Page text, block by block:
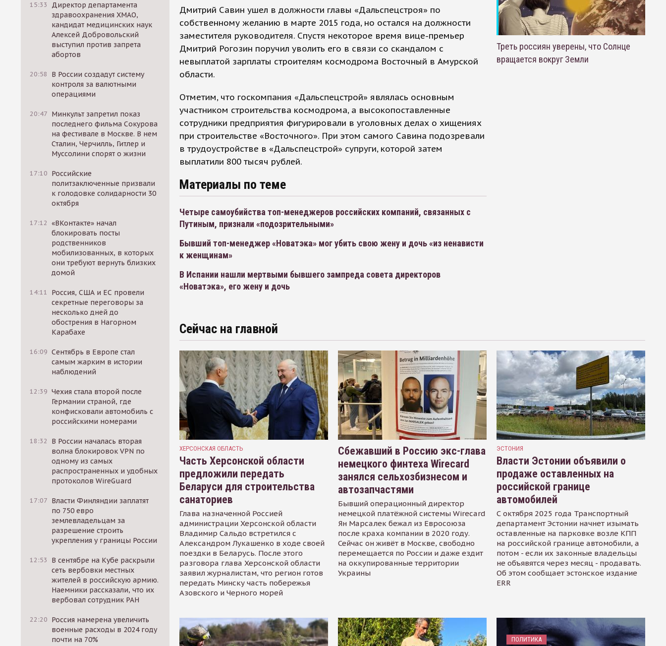
15:33
Директор департамента
здравоохранения ХМАО,
кандидат медицинских наук
Алексей Добровольский
выступил против запрета
абортов
20:58
В России создадут систему
контроля за валютными
операциями
20:47 Минкульт запретил показ
последнего фильма Сокурова
на фестивале в Москве. В нем
Сталин, Черчилль, Гитлер и
Муссолини спорят о жизни
17:10 Российские
политзаключенные призвали
к голодовке солидарности 30
октября
17:12 «ВКонтакте» начал
блокировать посты
родственников
мобилизованных, в которых
они требуют вернуть близких
домой
14:11
Россия, США и ЕС провели
секретные переговоры за
несколько дней до
обострения в Нагорном
Карабахе
16:09 Сентябрь в Европе стал
самым жарким в истории
наблюдений
12:39 Чехия стала второй после
Германии страной, где
конфисковали автомобиль с
российскими номерами
18:32
В России началась вторая
волна блокировок VPN по
одному из самых
распространенных и удобных
протоколов WireGuard
17:07 Власти Финляндии заплатят
по 750 евро
землевладельцам за
разрешение строить
укрепления у границы России
12:53
В сентябре на Кубе раскрыли
сеть вербовки местных
жителей в российскую армию.
Наемники рассказали, что их
вербовал сотрудник РАН
22:20 Россия намерена увеличить
военные расходы в 2024 году
почти на 70%
Дмитрий Савин ушел в должности главы «Дальспецстроя» по
собственному желанию в марте 2015 года, но остался на должности
заместителя руководителя. Спустя некоторое время вице-премьер
Дмитрий Рогозин поручил уволить его в связи со скандалом с
невыплатой зарплаты строителям космодрома Восточный в Амурской
области.
Отметим, что госкомпания «Дальспецстрой» являлась основным
участником строительства космодрома, а высокопоставленные
сотрудники предприятия фигурировали в уголовных делах о хищениях
при строительстве «Восточного». При этом самого Савина подозревали
в трудоустройстве в «Дальспецстрой» супруги, которой затем
выплатили 800 тысяч рублей.
Материалы по теме
Четыре самоубийства топ-менеджеров российских компаний, связанных с
Путиным, признали «подозрительными»
Бывший топ-менеджер «Новатэка» мог убить свою жену и дочь «из ненависти
к женщинам»
В Испании нашли мертвыми бывшего зампреда совета директоров
«Новатэка», его жену и дочь
Треть россиян уверены, что Солнце
вращается вокруг Земли
Сейчас на главной
ХЕРСОНСКАЯ ОБЛАСТЬ
Часть Херсонской области
предложили передать
Беларуси для строительства
санаториев
Глава назначенной Россией
администрации Херсонской области
Владимир Сальдо встретился с
Александром Лукашенко в ходе своей
поездки в Беларусь. После этого
разговора глава Херсонской области
заявил журналистам, что регион готов
передать Минску часть побережья
Азовского и Черного морей
Сбежавший в Россию экс-глава
немецкого финтеха Wirecard
занялся сельхозбизнесом и
автозапчастями
Бывший операционный директор
немецкой платёжной системы Wirecard
Ян Марсалек бежал из Евросоюза
после краха компании в 2020 году.
Сейчас он живёт в Москве, свободно
перемещается по России и даже ездит
на оккупированные территории
Украины
ЭСТОНИЯ
Власти Эстонии объявили о
продаже оставленных на
российской границе
автомобилей
С октября 2025 года Транспортный
департамент Эстонии начнет изымать
оставленные на парковке возле КПП
на российской границе автомобили, а
потом - если их законные владельцы
не объявятся через месяц - продавать.
Об этом сообщает эстонское издание
ERR
ПОЛИТИКА